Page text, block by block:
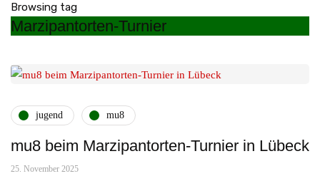
Browsing tag
Marzipantorten-Turnier
jugend mu8
mu8 beim Marzipantorten-Turnier in Lübeck
25. November 2025